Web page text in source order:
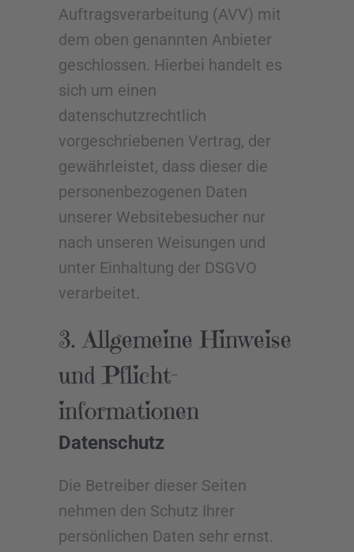
Auftragsverarbeitung (AVV) mit
dem oben genannten Anbieter
geschlossen. Hierbei handelt es
sich um einen
datenschutzrechtlich
vorgeschriebenen Vertrag, der
gewährleistet, dass dieser die
personenbezogenen Daten
unserer Websitebesucher nur
nach unseren Weisungen und
unter Einhaltung der DSGVO
verarbeitet.
3. Allgemeine Hinweise
und Pflicht­
informationen
Datenschutz
Die Betreiber dieser Seiten
nehmen den Schutz Ihrer
persönlichen Daten sehr ernst.